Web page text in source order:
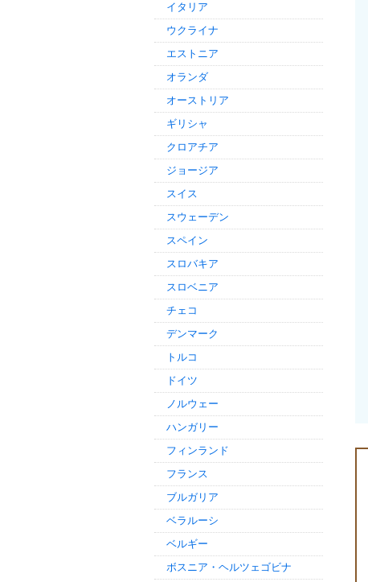
イタリア
ウクライナ
エストニア
オランダ
オーストリア
ギリシャ
クロアチア
ジョージア
スイス
スウェーデン
スペイン
スロバキア
スロベニア
チェコ
デンマーク
トルコ
ドイツ
ノルウェー
ハンガリー
フィンランド
フランス
ブルガリア
ベラルーシ
ベルギー
ボスニア・ヘルツェゴビナ